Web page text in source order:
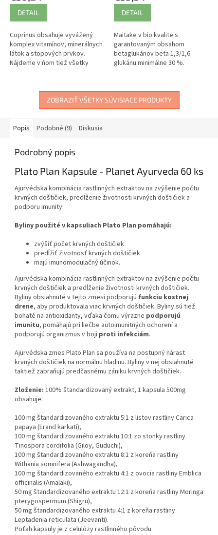
DETAIL
Coprinus obsahuje vyvážený
komplex vitamínov, minerálnych
látok a stopových prvkov.
Nájdeme v ňom tiež všetky
DETAIL
Maitake v bio kvalite s
garantovaným obsahom
betaglukánov beta 1,3/1,6
glukánu minimálne 30 %.
ZOBRAZIŤ VŠETKY SÚVISIACE PRODUKTY
Popis Podobné (9) Diskusia
Podrobný popis
Plato Plan Kapsule - Planet Ayurveda 60 ks
Ajurvédska kombinácia rastlinných extraktov na zvýšenie počtu
krvných doštičiek, predĺženie životnosti krvných doštičiek a
podporu imunity.
Byliny použité v kapsuliach Plato Plan pomáhajú:
zvýšiť počet krvných doštičiek
predĺžiť životnosť krvných doštičiek
majú imunomodulačný účinok.
Ajurvédska kombinácia rastlinných extraktov na zvýšenie počtu
krvných doštičiek a predĺženie životnosti krvných doštičiek.
Byliny obsiahnuté v tejto zmesi podporujú funkciu kostnej
drene, aby produktovala viac krvných doštičiek. Byliny sú tiež
bohaté na antioxidanty, vďaka čomu výrazne podporujú
imunitu, pomáhajú pri liečbe autoimunitných ochorení a
podporujú organizmus v boji proti infekciám.
Ajurvédska zmes Plato Plan sa používa na postupný nárast
krvných doštičiek na normálnu hladinu. Byliny v nej obsiahnuté
taktiež zabraňujú predčasnému zániku krvných doštičiek.
Zloženie: 100% štandardizovaný extrakt, 1 kapsula 500mg
obsahuje:
100 mg štandardizovaného extraktu 5:1 z listov rastliny Carica
papaya (Erand karkati),
100 mg štandardizovaného extraktu 10:1 zo stonky rastliny
Tinospora cordifolia (Giloy, Guduchi),
100 mg štandardizovaného extraktu 8:1 z koreňa rastliny
Withania somnifera (Ashwagandha),
100 mg štandardizovaného extraktu 4:1 z ovocia rastliny Emblica
officinalis (Amalaki),
50 mg štandardizovaného extraktu 12:1 z koreňa rastliny Moringa
pterygospermum (Shigru),
50 mg štandardizovaného extraktu 4:1 z koreňa rastliny
Leptadenia reticulata (Jeevanti).
Poťah kapsuly je z celulózy rastlinného pôvodu.